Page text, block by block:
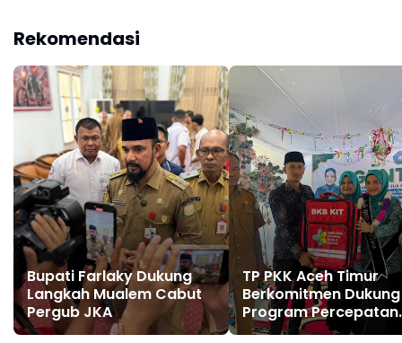
Rekomendasi
Bupati Farlaky Dukung
Langkah Mualem Cabut
Pergub JKA
TP PKK Aceh Timur
Berkomitmen Dukung
Program Percepatan
Penurunan Stunting